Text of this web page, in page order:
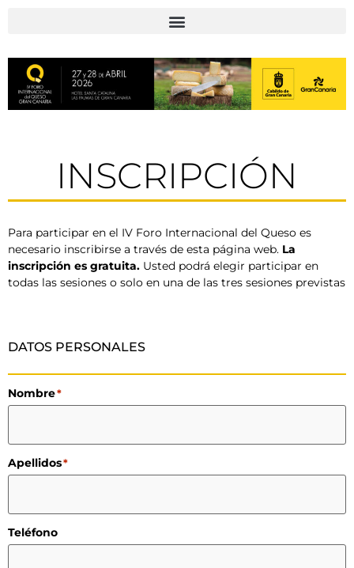
INSCRIPCIÓN
Para participar en el IV Foro Internacional del Queso es
necesario inscribirse a través de esta página web. La
inscripción es gratuita. Usted podrá elegir participar en
todas las sesiones o solo en una de las tres sesiones previstas
DATOS PERSONALES
Nombre*
Apellidos*
Teléfono